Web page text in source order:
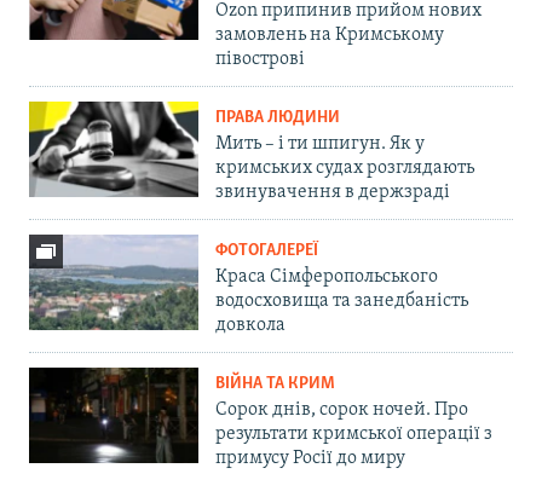
Ozon припинив прийом нових
замовлень на Кримському
півострові
ПРАВА ЛЮДИНИ
Мить – і ти шпигун. Як у
кримських судах розглядають
звинувачення в держзраді
ФОТОГАЛЕРЕЇ
Краса Сімферопольського
водосховища та занедбаність
довкола
ВІЙНА ТА КРИМ
Сорок днів, сорок ночей. Про
результати кримської операції з
примусу Росії до миру